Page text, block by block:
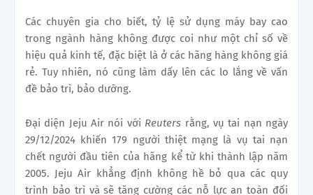
Các chuyên gia cho biết, tỷ lệ sử dụng máy bay cao
trong ngành hàng không được coi như một chỉ số về
hiệu quả kinh tế, đặc biệt là ở các hãng hàng không giá
rẻ. Tuy nhiên, nó cũng làm dấy lên các lo lắng về vấn
đề bảo trì, bảo dưỡng.
Đại diện Jeju Air nói với Reuters rằng, vụ tai nạn ngày
29/12/2024 khiến 179 người thiệt mạng là vụ tai nạn
chết người đầu tiên của hãng kể từ khi thành lập năm
2005. Jeju Air khẳng định không hề bỏ qua các quy
trình bảo trì và sẽ tăng cường các nỗ lực an toàn đối